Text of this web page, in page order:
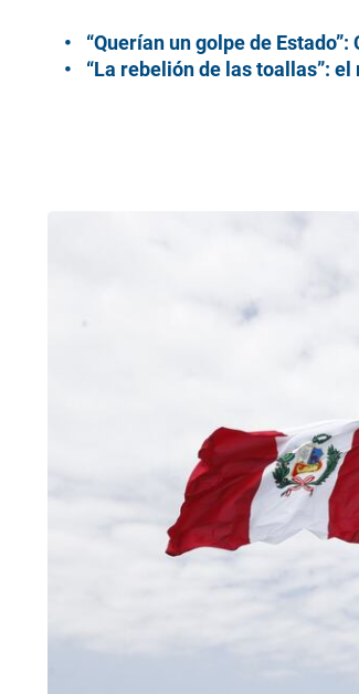
“Querían un golpe de
“La rebelión de las toallas”: